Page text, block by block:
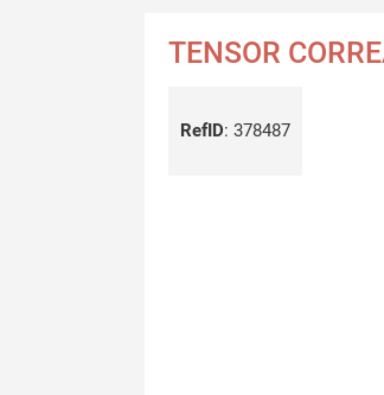
TENSOR
RefID: 378487